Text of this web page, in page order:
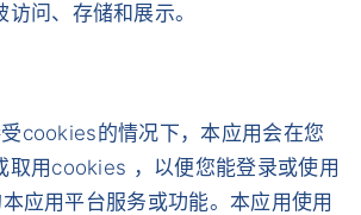
问、存储和展示。
cookies的情况下，本应用会在您
取用cookies ，以便您能登录或使用
应用平台服务或功能。本应用使用